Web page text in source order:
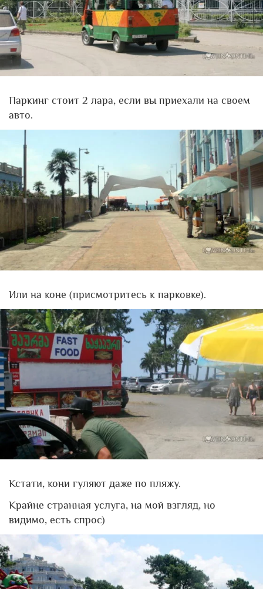
Паркинг стоит 2 лара, если вы приехали на своем
авто.
Или на коне (присмотритесь к парковке).
Кстати, кони гуляют даже по пляжу.
Крайне странная услуга, на мой взгляд, но
видимо, есть спрос)